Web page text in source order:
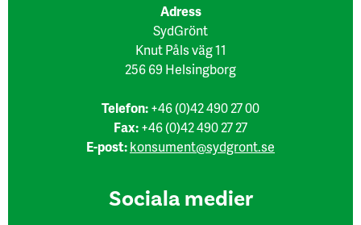
Adress
SydGrönt
Knut Påls väg 11
256 69 Helsingborg
Telefon:+46 (0)42 490 27 00
Fax:+46 (0)42 490 27 27
E-post:konsument@sydgront.se
Sociala medier